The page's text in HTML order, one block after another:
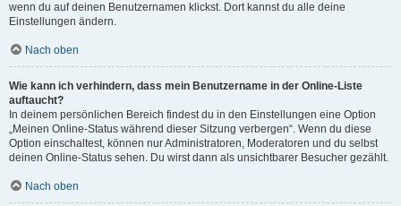
wenn du auf deinen Benutzernamen klickst. Dort kannst du alle deine
Einstellungen ändern.
Nach oben
Wie kann ich verhindern, dass mein Benutzername in der Online-Liste
auftaucht?
In deinem persönlichen Bereich findest du in den Einstellungen eine Option
„Meinen Online-Status während dieser Sitzung verbergen“. Wenn du diese
Option einschaltest, können nur Administratoren, Moderatoren und du selbst
deinen Online-Status sehen. Du wirst dann als unsichtbarer Besucher gezählt.
Nach oben